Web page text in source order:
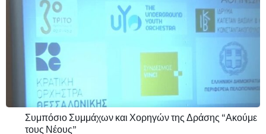
Συμπόσιο Συμμάχων και Χορηγών της Δράσης “Ακούμε
τους Νέους”